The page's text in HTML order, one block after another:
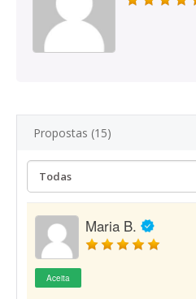
Propostas (15)
Maria B.
Aceita